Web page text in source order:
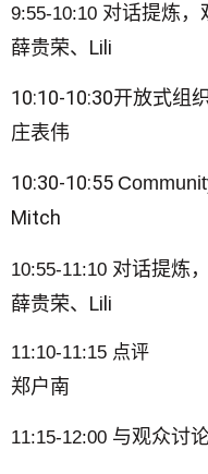
9:55-10:10 对话提炼，
薛贵荣、Lili
10:10-10:30开放式组
庄表伟
10:30-10:55
Mitch
10:55-11:10 对话提炼
薛贵荣、Lili
11:10-11:15 点评
郑户南
11:15-12:00 与观众讨